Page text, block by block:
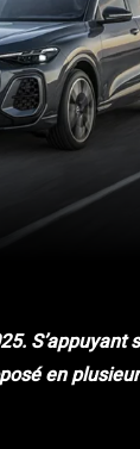
Pinterest
en